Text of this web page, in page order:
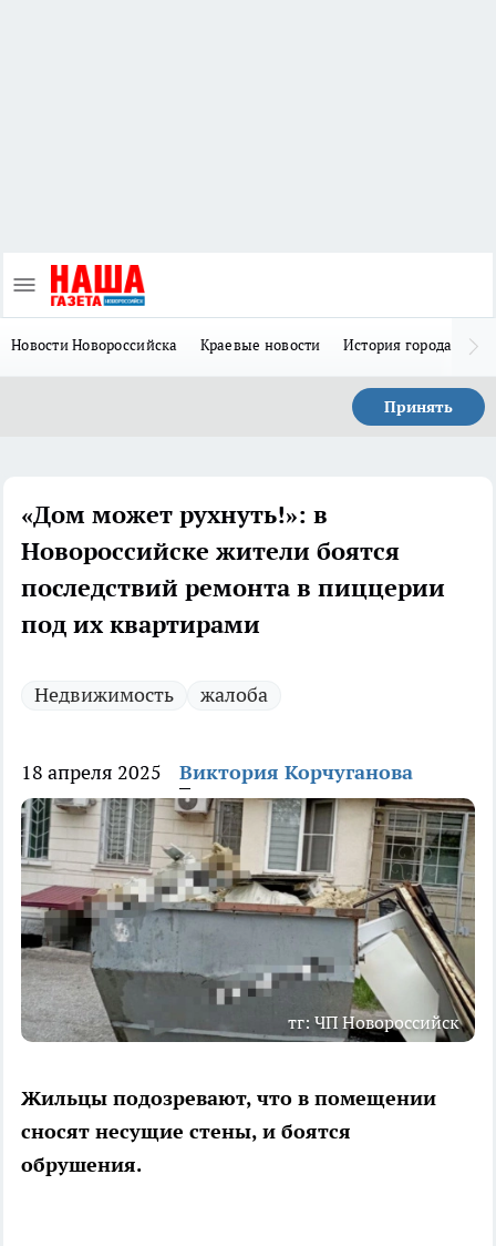
Новости Новороссийска Краевые новости История города Н
Принять
«Дом может рухнуть!»: в
Новороссийске жители боятся
последствий ремонта в пиццерии
под их квартирами
Недвижимость жалоба
18 апреля 2025 Виктория Корчуганова
тг: ЧП Новороссийск
Жильцы подозревают, что в помещении
сносят несущие стены, и боятся
обрушения.